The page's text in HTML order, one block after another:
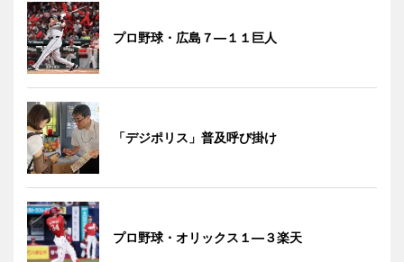
プロ野球・広島７―１１巨人
「デジポリス」普及呼び掛け
プロ野球・オリックス１―３楽天